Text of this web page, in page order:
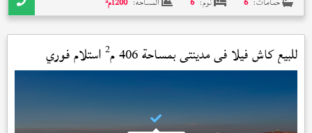
للبيع كاش فيلا فيمدينتيبمساحة 406 م 2 استلام فوري